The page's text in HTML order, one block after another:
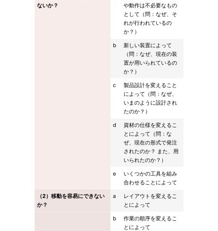
ないか？
や動作は不必要なもの
として（問：なぜ、そ
れが行われているの
か？）
b
新しい装置によって
（問：なぜ、現在の装
置が用いられているの
か？）
c
製品設計を変えること
によって（問：なぜ、
いまのように設計され
たのか？）
d
資材の仕様を変えるこ
とによって（問：な
ぜ、現在の形式で発注
されたのか？ また、用
いられたのか？）
e
いくつかの工具を組み
合わせることによって
（2）移動を容易にできない
か？
a
レイアウトを変えるこ
とによって
b
作業の順序を変えるこ
とによって